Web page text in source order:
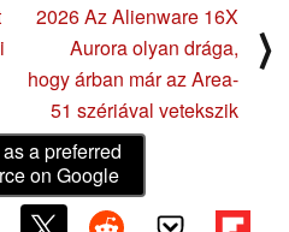
2026 Az Alienware 16X
Aurora olyan drága,
hogy árban már az Area-
51 szériával vetekszik
⟩
a preferred
on Google